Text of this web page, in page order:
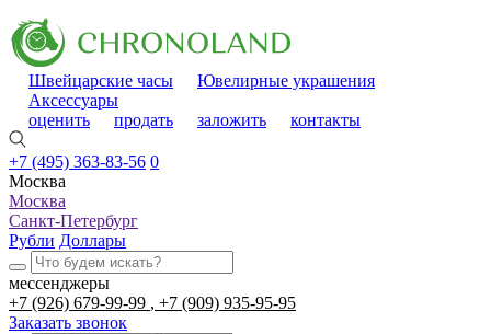
Швейцарские часы
Ювелирные украшения
Аксессуары
оценить
продать заложить контакты
+7 (495) 363-83-56 0
Москва
Москва
Санкт-Петербург
Рубли Доллары
мессенджеры
+7 (926) 679-99-99
+7 (909) 935-95-95
Заказать звонок